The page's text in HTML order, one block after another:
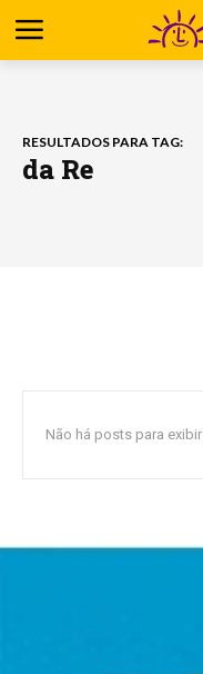
RESULTADOS PARA TAG:
da Re
Não há posts para exibir